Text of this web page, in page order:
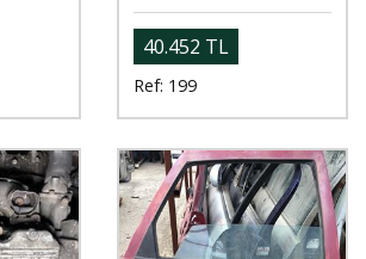
40.452 TL
Ref: 199